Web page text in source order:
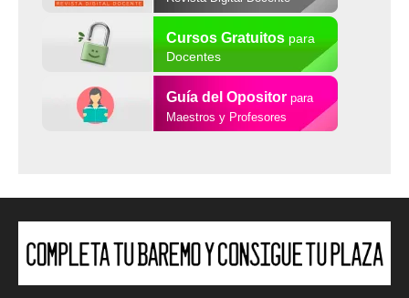
Cursos Gratuitospara
Docentes
Guía del Opositor para
Maestros y Profesores